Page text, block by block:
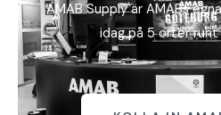
AMAB Supply är AMABs
idag på 5 orter runt